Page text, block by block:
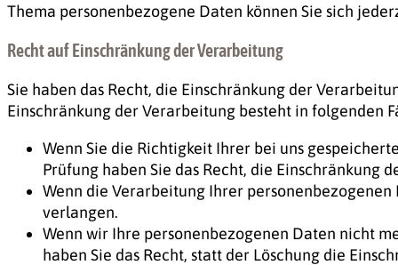
Thema personenbezogene Daten können Sie sich
Recht auf Einschränkung der Verarbeitung
Sie haben das Recht, die Einschränkung der
Einschränkung der Verarbeitung besteht in folgenden
Wenn Sie die Richtigkeit Ihrer bei uns
Prüfung haben Sie das Recht, die
Wenn die Verarbeitung Ihrer
verlangen.
Wenn wir Ihre personenbezogenen Daten nicht
haben Sie das Recht, statt der Löschung die